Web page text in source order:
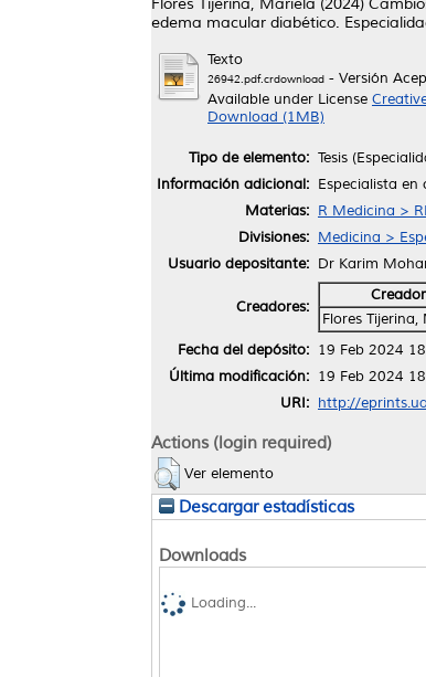
Flores Tijerina, Mariela (2024)
edema macular diabético.
Texto
26942.pdf.crdownload - Versión
Available under License
Download (1MB)
Tipo de elemento: Tesis
Información adicional: Especialista en
Materias: R Medicina >
Divisiones: Medicina >
Usuario depositante: Dr Karim
Creadores:
Creador
Flores Tijerina,
Fecha del depósito: 19 Feb 2024
Última modificación: 19 Feb 2024
URI: http://
Actions (login required)
Ver elemento
Descargar estadísticas
Downloads
Loading...